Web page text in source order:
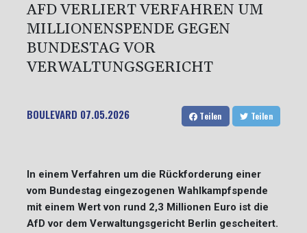
AFD VERLIERT VERFAHREN UM
MILLIONENSPENDE GEGEN
BUNDESTAG VOR
VERWALTUNGSGERICHT
BOULEVARD 07.05.2026 Teilen Teilen
In einem Verfahren um die Rückforderung einer
vom Bundestag eingezogenen Wahlkampfspende
mit einem Wert von rund 2,3 Millionen Euro ist die
AfD vor dem Verwaltungsgericht Berlin gescheitert.